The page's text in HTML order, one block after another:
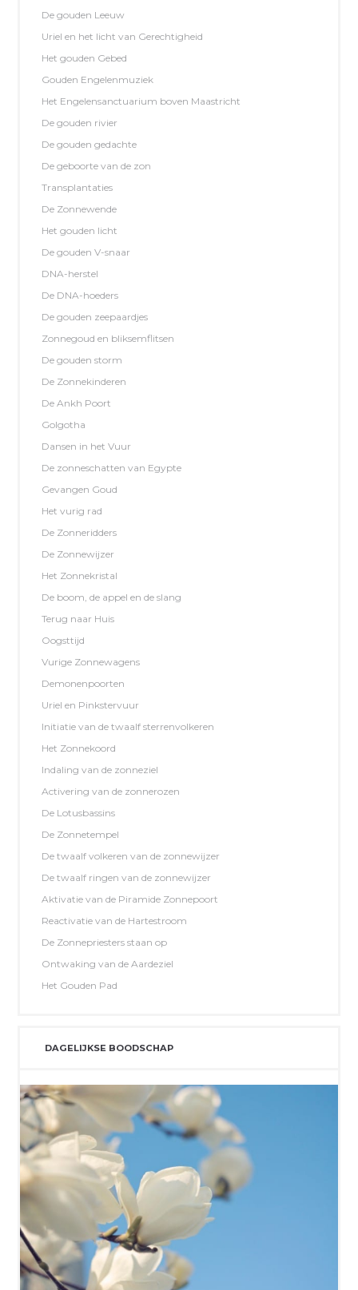
De gouden Leeuw
Uriel en het licht van Gerechtigheid
Het gouden Gebed
Gouden Engelenmuziek
Het Engelensanctuarium boven Maastricht
De gouden rivier
De gouden gedachte
De geboorte van de zon
Transplantaties
De Zonnewende
Het gouden licht
De gouden V-snaar
DNA-herstel
De DNA-hoeders
De gouden zeepaardjes
Zonnegoud en bliksemflitsen
De gouden storm
De Zonnekinderen
De Ankh Poort
Golgotha
Dansen in het Vuur
De zonneschatten van Egypte
Gevangen Goud
Het vurig rad
De Zonneridders
De Zonnewijzer
Het Zonnekristal
De boom, de appel en de slang
Terug naar Huis
Oogsttijd
Vurige Zonnewagens
Demonenpoorten
Uriel en Pinkstervuur
Initiatie van de twaalf sterrenvolkeren
Het Zonnekoord
Indaling van de zonneziel
Activering van de zonnerozen
De Lotusbassins
De Zonnetempel
De twaalf volkeren van de zonnewijzer
De twaalf ringen van de zonnewijzer
Aktivatie van de Piramide Zonnepoort
Reactivatie van de Hartestroom
De Zonnepriesters staan op
Ontwaking van de Aardeziel
Het Gouden Pad
DAGELIJKSE BOODSCHAP